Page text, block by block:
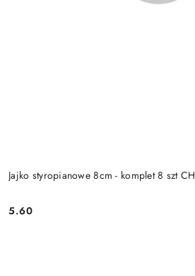
Jajko styropianowe 8cm - komplet 8 szt CH
Cena:
5.60